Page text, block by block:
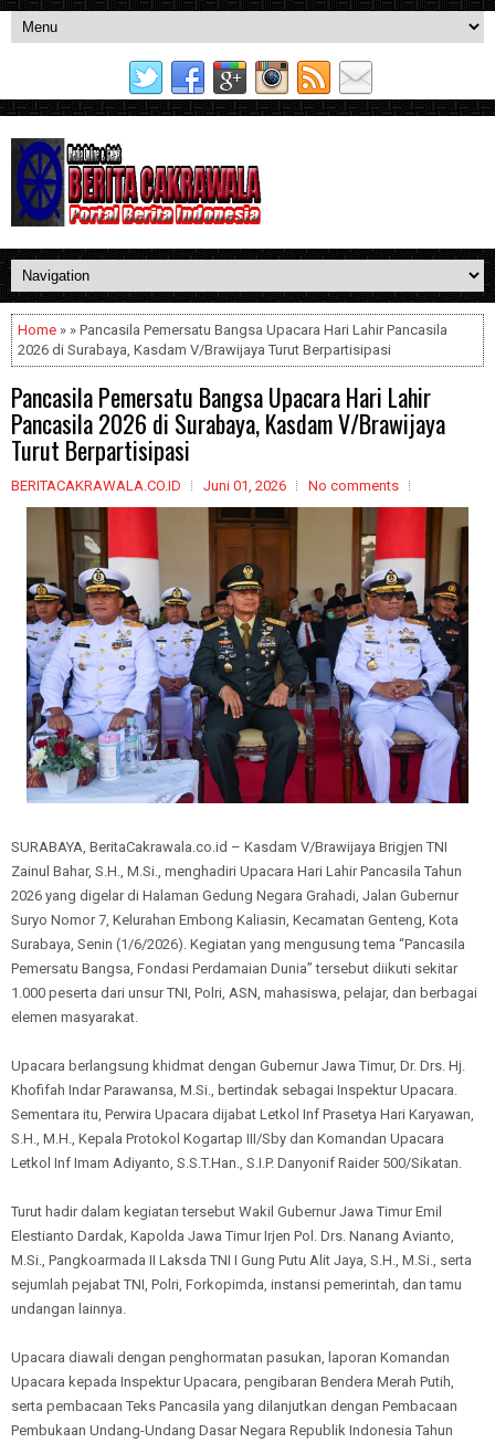
Home » » Pancasila Pemersatu Bangsa Upacara Hari Lahir Pancasila
2026 di Surabaya, Kasdam V/Brawijaya Turut Berpartisipasi
Pancasila Pemersatu Bangsa Upacara Hari Lahir
Pancasila 2026 di Surabaya, Kasdam V/Brawijaya
Turut Berpartisipasi
BERITACAKRAWALA.CO.ID Juni 01, 2026 No comments
SURABAYA, BeritaCakrawala.co.id – Kasdam V/Brawijaya Brigjen TNI
Zainul Bahar, S.H., M.Si., menghadiri Upacara Hari Lahir Pancasila Tahun
2026 yang digelar di Halaman Gedung Negara Grahadi, Jalan Gubernur
Suryo Nomor 7, Kelurahan Embong Kaliasin, Kecamatan Genteng, Kota
Surabaya, Senin (1/6/2026). Kegiatan yang mengusung tema “Pancasila
Pemersatu Bangsa, Fondasi Perdamaian Dunia” tersebut diikuti sekitar
1.000 peserta dari unsur TNI, Polri, ASN, mahasiswa, pelajar, dan berbagai
elemen masyarakat.
Upacara berlangsung khidmat dengan Gubernur Jawa Timur, Dr. Drs. Hj.
Khofifah Indar Parawansa, M.Si., bertindak sebagai Inspektur Upacara.
Sementara itu, Perwira Upacara dijabat Letkol Inf Prasetya Hari Karyawan,
S.H., M.H., Kepala Protokol Kogartap III/Sby dan Komandan Upacara
Letkol Inf Imam Adiyanto, S.S.T.Han., S.I.P. Danyonif Raider 500/Sikatan.
Turut hadir dalam kegiatan tersebut Wakil Gubernur Jawa Timur Emil
Elestianto Dardak, Kapolda Jawa Timur Irjen Pol. Drs. Nanang Avianto,
M.Si., Pangkoarmada II Laksda TNI I Gung Putu Alit Jaya, S.H., M.Si., serta
sejumlah pejabat TNI, Polri, Forkopimda, instansi pemerintah, dan tamu
undangan lainnya.
Upacara diawali dengan penghormatan pasukan, laporan Komandan
Upacara kepada Inspektur Upacara, pengibaran Bendera Merah Putih,
serta pembacaan Teks Pancasila yang dilanjutkan dengan Pembacaan
Pembukaan Undang-Undang Dasar Negara Republik Indonesia Tahun